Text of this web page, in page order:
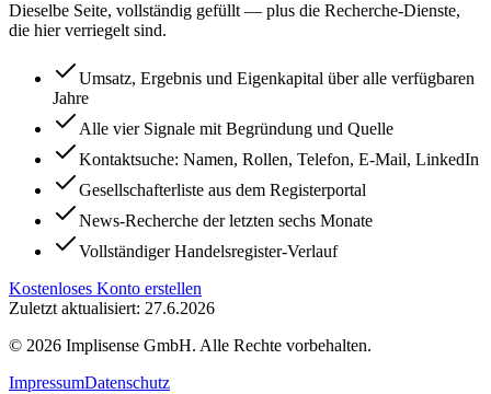
Dieselbe Seite, vollständig gefüllt — plus die Recherche-Dienste,
die hier verriegelt sind.
Umsatz, Ergebnis und Eigenkapital über alle verfügbaren
Jahre
Alle vier Signale mit Begründung und Quelle
Kontaktsuche: Namen, Rollen, Telefon, E-Mail, LinkedIn
Gesellschafterliste aus dem Registerportal
News-Recherche der letzten sechs Monate
Vollständiger Handelsregister-Verlauf
Kostenloses Konto erstellen
Zuletzt aktualisiert: 27.6.2026
© 2026 Implisense GmbH. Alle Rechte vorbehalten.
ImpressumDatenschutz